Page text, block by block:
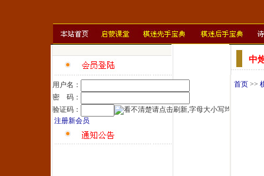
用户名：
密 码：
验证码：
注册新会员
中
首页>>